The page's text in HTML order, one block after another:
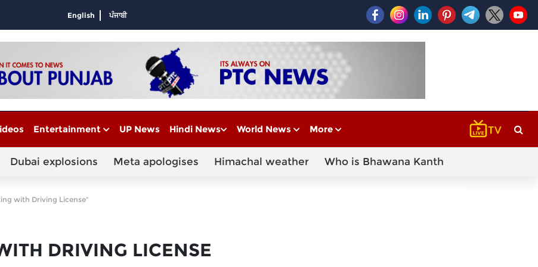
English ਪੰਜਾਬੀ
Entertainment UP News Hindi News World News More
Dubai explosions Meta apologises Himachal weather Who is Bhawana Kanth
with Driving License"
DRIVING LICENSE